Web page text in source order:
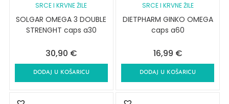
SRCE I KRVNE ŽILE
SOLGAR OMEGA 3 DOUBLE
STRENGHT caps a30
30,90 €
DODAJ U KOŠARICU
SRCE I KRVNE ŽILE
DIETPHARM GINKO OMEGA
caps a60
16,99 €
DODAJ U KOŠARICU